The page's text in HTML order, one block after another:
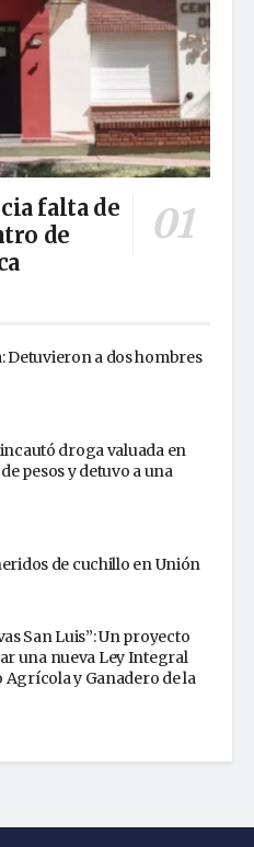
falta de
de
Detuvieron a dos hombres
droga valuada en
pesos y detuvo a una
de cuchillo en Unión
San Luis”: Un proyecto
una nueva Ley Integral
Agrícola y Ganadero de la